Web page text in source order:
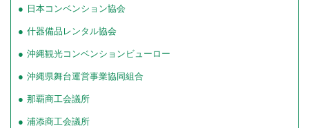
日本コンベンション協会
什器備品レンタル協会
沖縄観光コンベンションビューロー
沖縄県舞台運営事業協同組合
那覇商工会議所
浦添商工会議所